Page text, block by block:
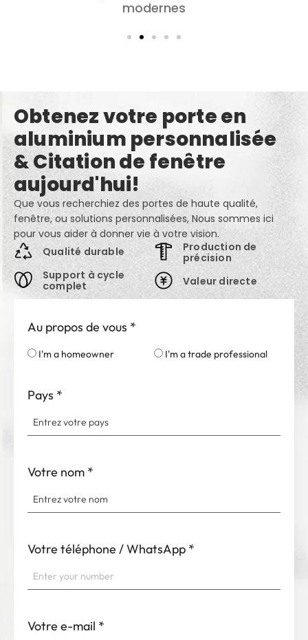
Obtenez votre porte en
aluminium personnalisée
& Citation de fenêtre
aujourd'hui!
Que vous recherchiez des portes de haute qualité,
fenêtre, ou solutions personnalisées, Nous sommes ici
pour vous aider à donner vie à votre vision.
Qualité durable
Support à cycle
complet
Production de
précision
Valeur directe
Au propos de vous *
I'm a homeowner I'm a trade professional
Pays *
Votre nom *
Votre téléphone / WhatsApp *
Votre e-mail *